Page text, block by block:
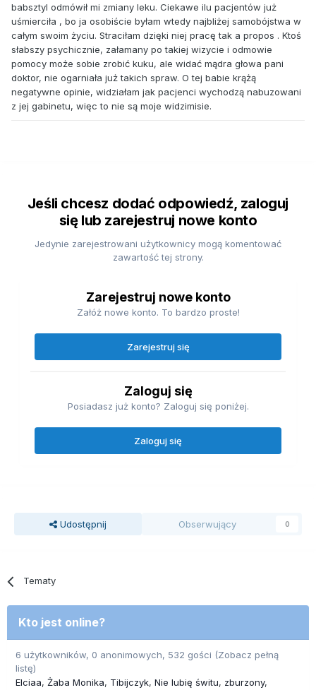
babsztyl odmówił mi zmiany leku. Ciekawe ilu pacjentów już
uśmierciła , bo ja osobiście byłam wtedy najbliżej samobójstwa w
całym swoim życiu. Straciłam dzięki niej pracę tak a propos . Ktoś
słabszy psychicznie, załamany po takiej wizycie i odmowie
pomocy może sobie zrobić kuku, ale widać mądra głowa pani
doktor, nie ogarniała już takich spraw. O tej babie krążą
negatywne opinie, widziałam jak pacjenci wychodzą nabuzowani
z jej gabinetu, więc to nie są moje widzimisie.
Jeśli chcesz dodać odpowiedź, zaloguj
się lub zarejestruj nowe konto
Jedynie zarejestrowani użytkownicy mogą komentować
zawartość tej strony.
Zarejestruj nowe konto
Załóż nowe konto. To bardzo proste!
Zarejestruj się
Zaloguj się
Posiadasz już konto? Zaloguj się poniżej.
Zaloguj się
Udostępnij Obserwujący 0
Tematy
Kto jest online?
6 użytkowników, 0 anonimowych, 532 gości (Zobacz pełną
listę)
Elciaa Żaba Monika Tibijczyk Nie lubię świtu zburzony